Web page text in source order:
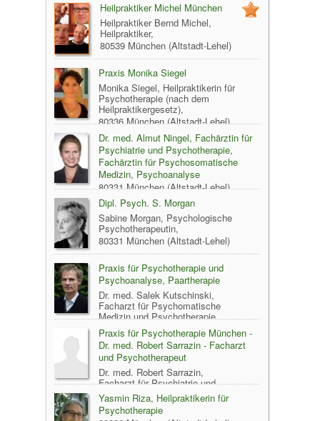
Heilpraktiker Michel München
Heilpraktiker Bernd Michel,
Heilpraktiker,
80539 München (Altstadt-Lehel)
Praxis Monika Siegel
Monika Siegel, Heilpraktikerin für
Psychotherapie (nach dem
Heilpraktikergesetz),
80336 München (Altstadt-Lehel)
Dr. med. Almut Ningel, Fachärztin für
Psychiatrie und Psychotherapie,
Fachärztin für Psychosomatische
Medizin, Psychoanalyse
80331 München (Altstadt-Lehel)
Dipl. Psych. S. Morgan
Sabine Morgan, Psychologische
Psychotherapeutin,
80331 München (Altstadt-Lehel)
Praxis für Psychotherapie und
Psychoanalyse, Paartherapie
Dr. med. Salek Kutschinski,
Facharzt für Psychomatische
Medizin und Psychotherapie,
Facharzt für Psychiatrie und
Psychotherapie, Psychoanalytiker (DGPT),
80469 München (Altstadt-Lehel)
Praxis für Psychotherapie München -
Dr. med. Robert Sarrazin - Facharzt
und Psychotherapeut
Dr. med. Robert Sarrazin,
Facharzt für Psychiatrie und
Psychotherapie,
80538 München (Altstadt-Lehel)
Yasmin Riza, Heilpraktikerin für
Psychotherapie